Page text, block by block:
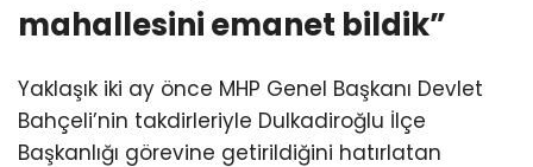
mahallesini emanet bildik”
Yaklaşık iki ay önce MHP Genel Başkanı Devlet
Bahçeli’nin takdirleriyle Dulkadiroğlu İlçe
Başkanlığı görevine getirildiğini hatırlatan